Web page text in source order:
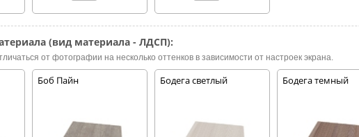
(вид материала - ЛДСП):
от фотографии на несколько оттенков в зависимости от настроек экрана.
Боб Пайн Бодега светлый Бодега темный